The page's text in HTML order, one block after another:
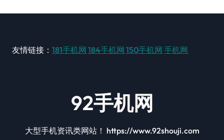
友情链接： 181手机网 184手机网 150手机网 手机网
92手机网
大型手机资讯类网站！ https://www.92shouji.com